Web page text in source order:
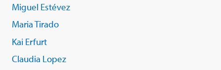
Miguel Estévez
Maria Tirado
Kai Erfurt
Claudia Lopez